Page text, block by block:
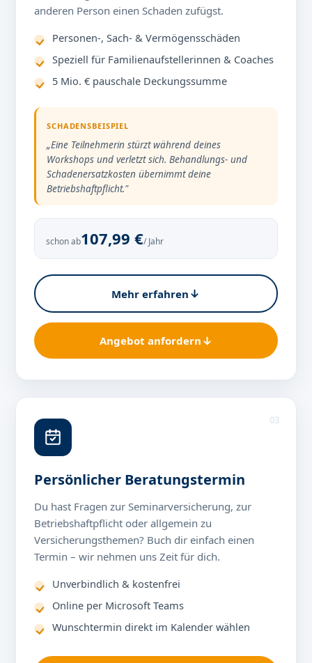
anderen Person einen Schaden zufügst.
Personen-, Sach- & Vermögensschäden
Speziell für Familienaufstellerinnen & Coaches
5 Mio. € pauschale Deckungssumme
SCHADENSBEISPIEL
„Eine Teilnehmerin stürzt während deines
Workshops und verletzt sich. Behandlungs- und
Schadenersatzkosten übernimmt deine
Betriebshaftpflicht."
schon ab107,99 €/ Jahr
Mehr erfahren
Angebot anfordern
03
Persönlicher Beratungstermin
Du hast Fragen zur Seminarversicherung, zur
Betriebshaftpflicht oder allgemein zu
Versicherungsthemen? Buch dir einfach einen
Termin – wir nehmen uns Zeit für dich.
Unverbindlich & kostenfrei
Online per Microsoft Teams
Wunschtermin direkt im Kalender wählen